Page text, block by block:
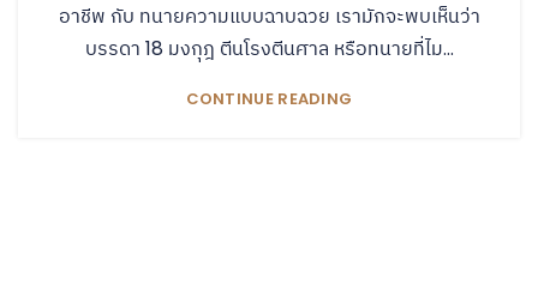
อาชีพ กับ ทนายความแบบฉาบฉวย เรามักจะพบเห็นว่า
บรรดา 18 มงกุฎ ตีนโรงตีนศาล หรือทนายที่ไม...
CONTINUE READING